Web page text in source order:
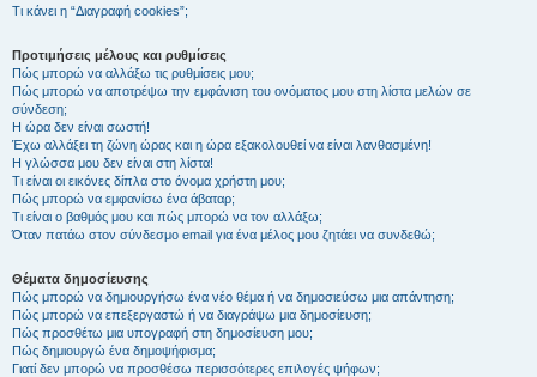
Τι κάνει η “Διαγραφή cookies”;
Προτιμήσεις μέλους και ρυθμίσεις
Πώς μπορώ να αλλάξω τις ρυθμίσεις μου;
Πώς μπορώ να αποτρέψω την εμφάνιση του ονόματος μου στη λίστα μελών σε
σύνδεση;
Η ώρα δεν είναι σωστή!
Έχω αλλάξει τη ζώνη ώρας και η ώρα εξακολουθεί να είναι λανθασμένη!
Η γλώσσα μου δεν είναι στη λίστα!
Τι είναι οι εικόνες δίπλα στο όνομα χρήστη μου;
Πώς μπορώ να εμφανίσω ένα άβαταρ;
Τι είναι ο βαθμός μου και πώς μπορώ να τον αλλάξω;
Όταν πατάω στον σύνδεσμο email για ένα μέλος μου ζητάει να συνδεθώ;
Θέματα δημοσίευσης
Πώς μπορώ να δημιουργήσω ένα νέο θέμα ή να δημοσιεύσω μια απάντηση;
Πώς μπορώ να επεξεργαστώ ή να διαγράψω μια δημοσίευση;
Πώς προσθέτω μια υπογραφή στη δημοσίευση μου;
Πώς δημιουργώ ένα δημοψήφισμα;
Γιατί δεν μπορώ να προσθέσω περισσότερες επιλογές ψήφων;